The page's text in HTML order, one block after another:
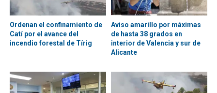
Ordenan el confinamiento de
Catí por el avance del
incendio forestal de Tírig
Aviso amarillo por máximas
de hasta 38 grados en
interior de Valencia y sur de
Alicante